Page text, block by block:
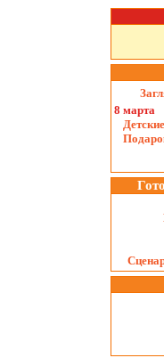
8 марта